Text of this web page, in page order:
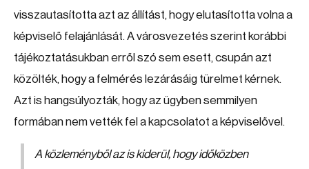
visszautasította azt az állítást, hogy elutasította volna a
képviselő felajánlását. A városvezetés szerint korábbi
tájékoztatásukban erről szó sem esett, csupán azt
közölték, hogy a felmérés lezárásáig türelmet kérnek.
Azt is hangsúlyozták, hogy az ügyben semmilyen
formában nem vették fel a kapcsolatot a képviselővel.
A közleményből az is kiderül, hogy időközben